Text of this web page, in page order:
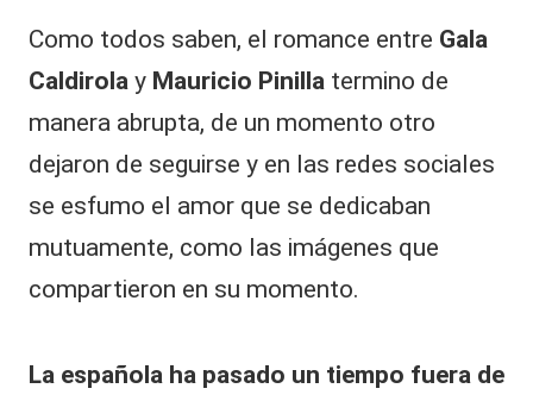
C
Como todos saben, el romance entre Gala
Caldirola y Mauricio Pinilla termino de
manera abrupta, de un momento otro
dejaron de seguirse y en las redes sociales
se esfumo el amor que se dedicaban
mutuamente, como las imágenes que
compartieron en su momento.
La española ha pasado un tiempo fuera de